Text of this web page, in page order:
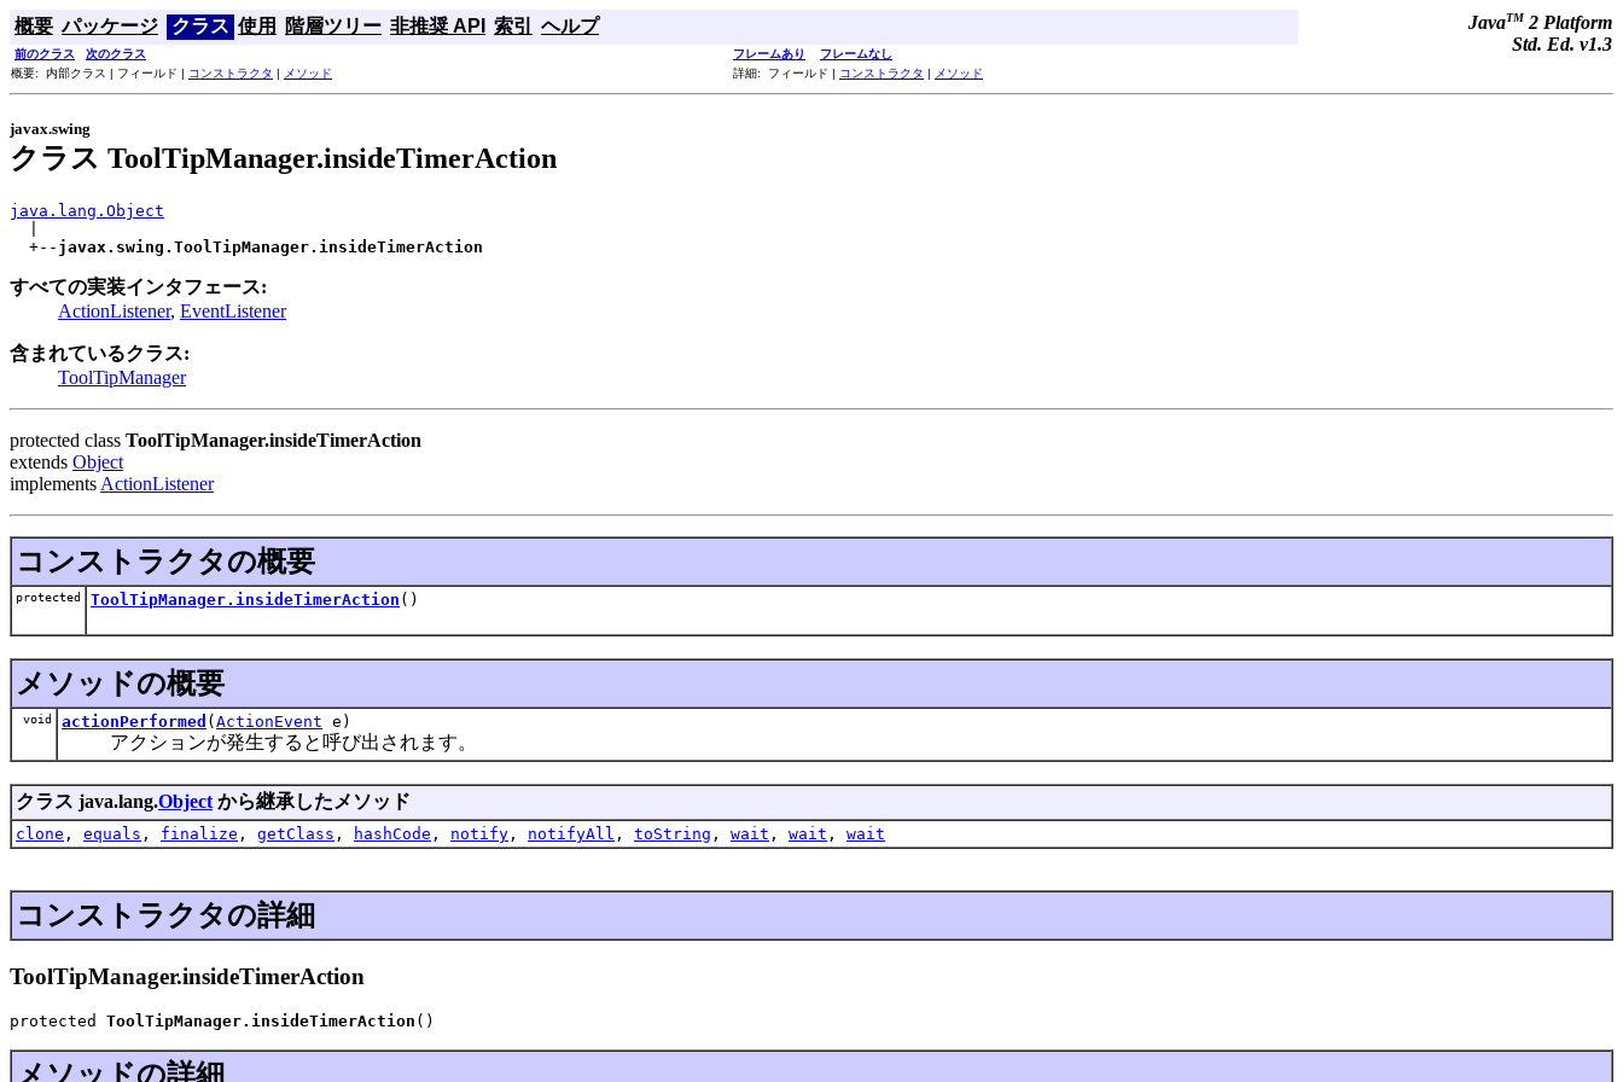
概要 パッケージ クラス 使用 階層ツリー 非推奨 API 索引 ヘルプ JavaTM 2 Platform
Std. Ed. v1.3
前のクラス 次のクラス フレームあり
フレームなし
概要: 内部クラス | フィールド | コンストラクタ | メソッド 詳細: フィールド | コンストラクタ | メソッド
javax.swing
クラス ToolTipManager.insideTimerAction
java.lang.Object
  +--
javax.swing.ToolTipManager.insideTimerAction
すべての実装インタフェース:
ActionListener, EventListener
含まれているクラス:
ToolTipManager
protected class ToolTipManager.insideTimerAction
extends Object
implements ActionListener
コンストラクタの概要
protected ToolTipManager.insideTimerAction ()
メソッドの概要
void actionPerformed ( ActionEvent e)
アクションが発生すると呼び出されます。
クラス java.lang.Object から継承したメソッド
clone , equals , finalize , getClass , hashCode , notify , notifyAll , toString , wait , wait , wait
コンストラクタの詳細
ToolTipManager.insideTimerAction
protected ToolTipManager.insideTimerAction ()
メソッドの詳細